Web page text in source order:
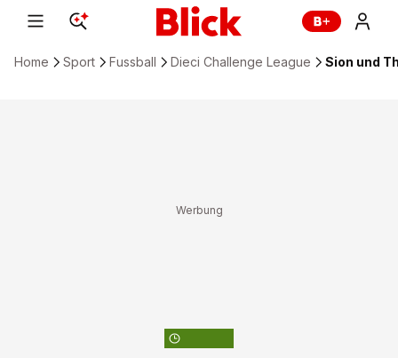
Home Sport Fussball Dieci Challenge League Sion und